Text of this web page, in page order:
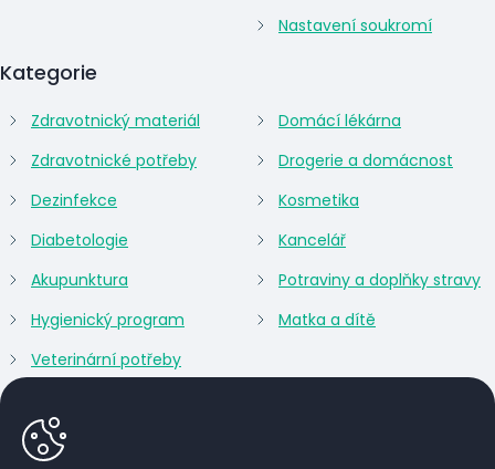
Kategorie
Zdravotnický materiál
Zdravotnické potřeby
Dezinfekce
Diabetologie
Akupunktura
Hygienický program
Veterinární potřeby
Domácí lékárna
Drogerie a domácnost
Kosmetika
Kancelář
Potraviny a doplňky stravy
Matka a dítě
Nastavení soukromí